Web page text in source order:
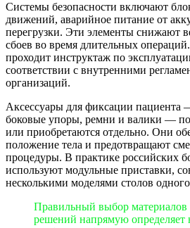
Системы безопасности включают
движений, аварийное питание от
перегрузки. Эти элементы снижают
сбоев во время длительных
проходит инструктаж по
соответствии с внутренними
организаций.
Аксессуары для фиксации пациента
боковые упоры, ремни и валики —
или приобретаются отдельно. Они
положение тела и предотвращают
процедуры. В практике российских
используют модульные приставки,
несколькими моделями столов
Правильный выбор материалов
решений напрямую определяет